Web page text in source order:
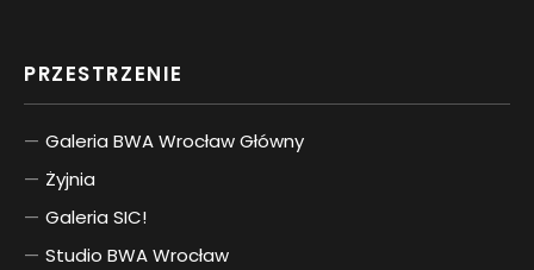
PRZESTRZENIE
Galeria BWA Wrocław Główny
Żyjnia
Galeria SIC!
Studio BWA Wrocław